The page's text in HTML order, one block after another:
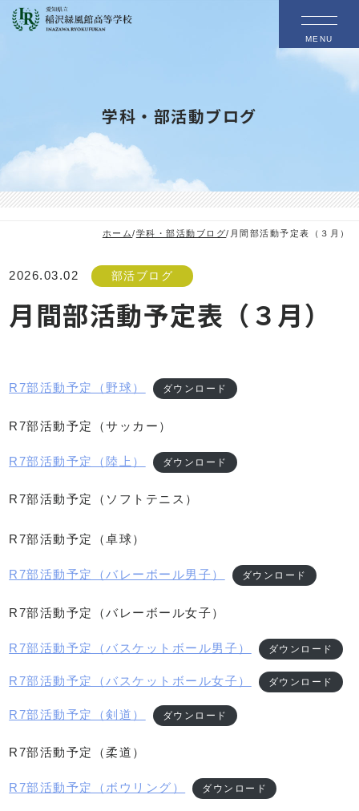
MENU
学科・部活動ブログ
ホーム/学科・部活動ブログ/ 月間部活動予定表（３月）
2026.03.02 部活ブログ
月間部活動予定表（３月）
R7部活動予定（野球） ダウンロード
R7部活動予定（サッカー）
R7部活動予定（陸上） ダウンロード
R7部活動予定（ソフトテニス）
R7部活動予定（卓球）
R7部活動予定（バレーボール男子） ダウンロード
R7部活動予定（バレーボール女子）
R7部活動予定（バスケットボール男子） ダウンロード
R7部活動予定（バスケットボール女子） ダウンロード
R7部活動予定（剣道） ダウンロード
R7部活動予定（柔道）
R7部活動予定（ボウリング） ダウンロード